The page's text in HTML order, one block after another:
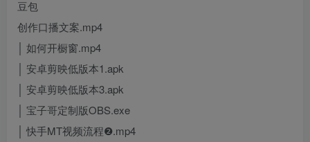
豆包
创作口播文案.mp4
│ 如何开橱窗.mp4
│ 安卓剪映低版本1.apk
│ 安卓剪映低版本3.apk
│ 宝子哥定制版OBS.exe
│ 快手MT视频流程❷.mp4